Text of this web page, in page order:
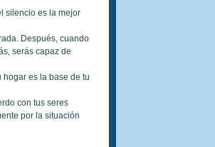
silencio es la mejor
Después, cuando
serás capaz de
hogar es la base de tu
con tus seres
por la situación